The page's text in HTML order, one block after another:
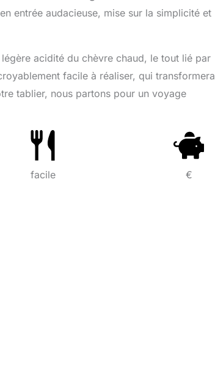
entrée audacieuse, mise sur la simplicité et
acidité du chèvre chaud, le tout lié par
facile à réaliser, qui transformera
tablier, nous partons pour un voyage
facile €